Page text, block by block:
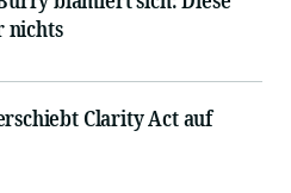
nichts
Clarity Act auf